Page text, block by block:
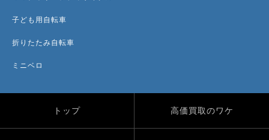
子ども用自転車
折りたたみ自転車
ミニベロ
トップ 高価買取のワケ